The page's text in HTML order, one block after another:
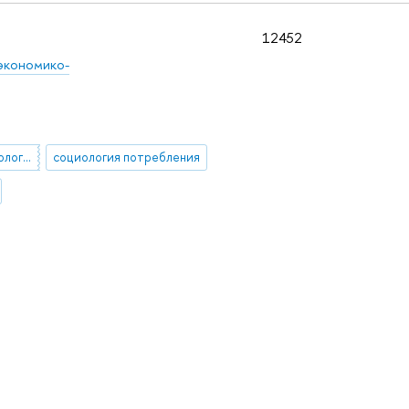
12452
экономическая социология социология потребления